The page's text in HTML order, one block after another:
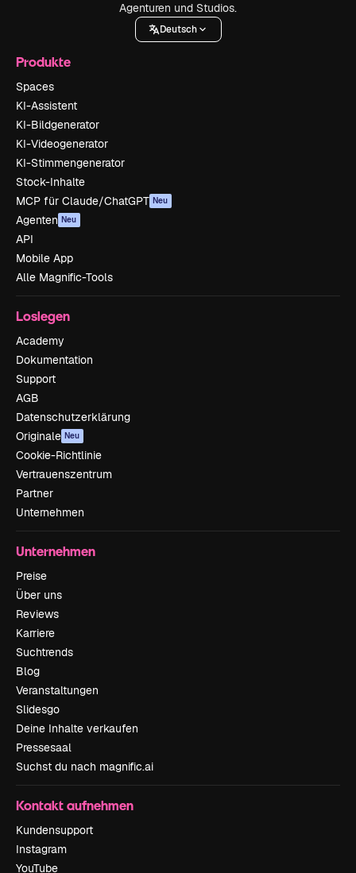
Agenturen und Studios.
Deutsch
Produkte
Spaces
KI-Assistent
KI-Bildgenerator
KI-Videogenerator
KI-Stimmengenerator
Stock-Inhalte
MCP für Claude/ChatGPT Neu
Agenten Neu
API
Mobile App
Alle Magnific-Tools
Loslegen
Academy
Dokumentation
Support
AGB
Datenschutzerklärung
Originale Neu
Cookie-Richtlinie
Vertrauenszentrum
Partner
Unternehmen
Unternehmen
Preise
Über uns
Reviews
Karriere
Suchtrends
Blog
Veranstaltungen
Slidesgo
Deine Inhalte verkaufen
Pressesaal
Suchst du nach magnific.ai
Kontakt aufnehmen
Kundensupport
Instagram
YouTube